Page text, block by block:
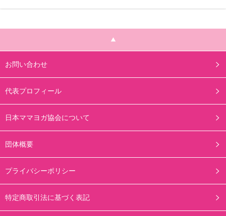
お問い合わせ
代表プロフィール
日本ママヨガ協会について
団体概要
プライバシーポリシー
特定商取引法に基づく表記